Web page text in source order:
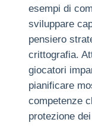
esempi di
sviluppare
pensiero
crittografia.
giocatori
pianificare
competenze
protezione